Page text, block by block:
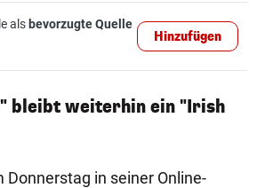
als bevorzugte Quelle
Hinzufügen
bleibt weiterhin ein "Irish
Donnerstag in seiner Online-